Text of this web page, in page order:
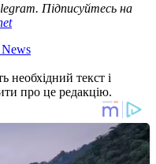
Підписуйтесь на
необхідний текст і
про це редакцію.